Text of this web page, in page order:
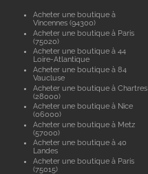
Acheter une boutique à
Vincennes (94300)
Acheter une boutique à Paris
(75020)
Acheter une boutique à 44
Loire-Atlantique
Acheter une boutique à 84
Vaucluse
Acheter une boutique à Chartres
(28000)
Acheter une boutique à Nice
(06000)
Acheter une boutique à Metz
(57000)
Acheter une boutique à 40
Landes
Acheter une boutique à Paris
(75015)